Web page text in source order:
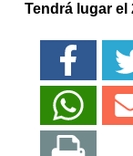
Tendrá lugar el